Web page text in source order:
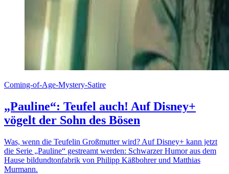
Coming-of-Age-Mystery-Satire
„Pauline“: Teufel auch! Auf Disney+
vögelt der Sohn des Bösen
Was, wenn die Teufelin Großmutter wird? Auf Disney+ kann jetzt
die Serie „Pauline“ gestreamt werden: Schwarzer Humor aus dem
Hause bildundtonfabrik von Philipp Käßbohrer und Matthias
Murmann.